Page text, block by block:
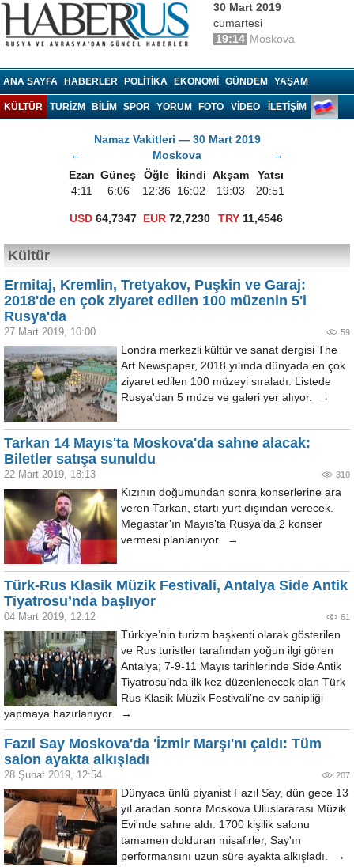
30 Mart 2019
cumartesi
19:14 Moskova
ANA SAYFA HABERLER POLITIKA EKONOMI GÜNDEM YAŞAM
KÜLTÜR TURIZM BILIM SPOR YORUM FOTO VIDEO İLETİŞİM
Namaz Vakitleri — 30 Mart 2019
←
Moskova
→
Ezan Güneş Öğle İkindi Akşam
Yatsı
4:11
6:06 12:36 16:02 19:03 20:51
USD 64,7347 EUR 72,7230 TRY 11,4546
Kültür
Ermitaj, Kremlin, Tretyakov, Puşkin ve Garaj:
2018'de en çok ziyaret edilen 100 müzenin 5'i
Rusya'da
27 Mart 2019, 10:00 59
Londra merkezli kültür ve sanat dergisi The
Art Newspaper, 2018 yılında dünyada en çok
ziyaret edilen 100 müzeyi sıraladı. Listede
Rusya'dan 5 müze ve galeri yer alıyor. →
Tarkan 14 Mayıs'ta Moskova'da sahne alacak:
Biletler satışa sunuldu
22 Mart 2019, 18:13 310
Kızının doğumundan sonra konserlerine ara
veren Tarkan, startı yurt dışından verecek.
Megastar’ın Mayıs’ta Rusya’da 2 konser
vermesi planlanıyor. →
Türk-Rus Klasik Müzik Festivali, Antalya Side Antik
Tiyatrosu’nda başlıyor
04 Mart 2019, 12:12 61
Türkiye’nin turizm başkenti olarak gösterilen
ve Rus turistler tarafından yoğun ilgi gören
Antalya; 7-9-11 Mayıs tarihlerinde Side Antik
Tiyatrosu’nda ilk kez düzenlenecek olan Türk
Rus Klasik Müzik Festivali’ne ev sahipliği
yapmaya hazırlanıyor. →
Fazıl Say Moskova'da 'İzmir Marşı'nı çaldı: Tüm
salon ayakta alkışladı
28 Şubat 2019, 12:54 207
Dünyaca ünlü piyanist Fazıl Say, dün gece 13
yıl aradan sonra Moskova Uluslararası Müzik
Evi'nde sahne aldı. 1700 kişilik salonu
tamamen dolduran misafirler, Say'ın
performansını uzun süre ayakta alkışladı. →